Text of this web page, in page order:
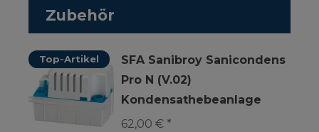
Zubehör
Top-Artikel
SFA Sanibroy Sanicondens
Pro N (V.02)
Kondensathebeanlage
62,00 € *